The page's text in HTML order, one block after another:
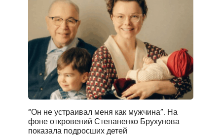
“Он не устраивал меня как мужчина”. На
фоне открoвений Степаненко Брухунова
показала подросших детей